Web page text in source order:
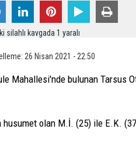
26 Nisan 2021 - 22:50
Mahallesi'nde bulunan Tarsus
husumet olan M.İ. (25) ile E.K.